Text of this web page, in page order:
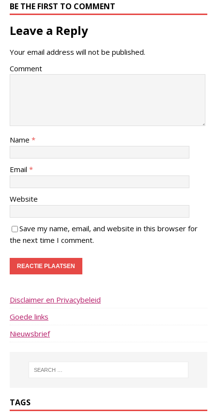
BE THE FIRST TO COMMENT
Leave a Reply
Your email address will not be published.
Comment
Name *
Email *
Website
Save my name, email, and website in this browser for
the next time I comment.
Disclaimer en Privacybeleid
Goede links
Nieuwsbrief
TAGS